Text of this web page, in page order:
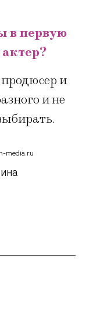
в первую
и
и не
media.ru